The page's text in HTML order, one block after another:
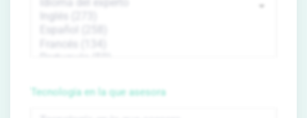
Tecnología en la que asesora